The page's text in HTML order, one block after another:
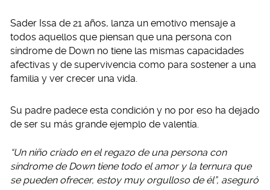
Sader Issa de 21 años, lanza un emotivo mensaje a
todos aquellos que piensan que una persona con
síndrome de Down no tiene las mismas capacidades
afectivas y de supervivencia como para sostener a una
familia y ver crecer una vida.
Su padre padece esta condición y no por eso ha dejado
de ser su más grande ejemplo de valentía.
“Un niño criado en el regazo de una persona con
síndrome de Down tiene todo el amor y la ternura que
se pueden ofrecer, estoy muy orgulloso de él”, aseguró